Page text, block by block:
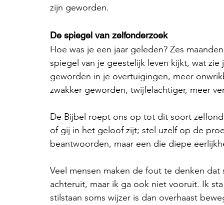
zijn geworden.
De spiegel van zelfonderzoek
Hoe was je een jaar geleden? Zes
spiegel van je geestelijk leven kijkt, wat
geworden in je overtuigingen, meer
zwakker geworden, twijfelachtiger, meer
De Bijbel roept ons op tot dit soort
of gij in het geloof zijt; stel uzelf op de
beantwoorden, maar een die diepe
Veel mensen maken de fout te denken
achteruit, maar ik ga ook niet vooruit. Ik
stilstaan soms wijzer is dan overhaast